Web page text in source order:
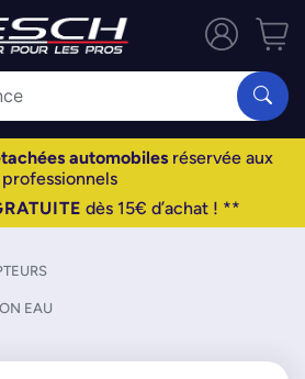
automobiles réservée aux
professionnels
dès 15€ d’achat ! **
EAU